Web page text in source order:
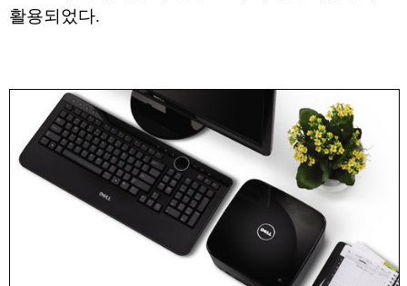
활용되었다.